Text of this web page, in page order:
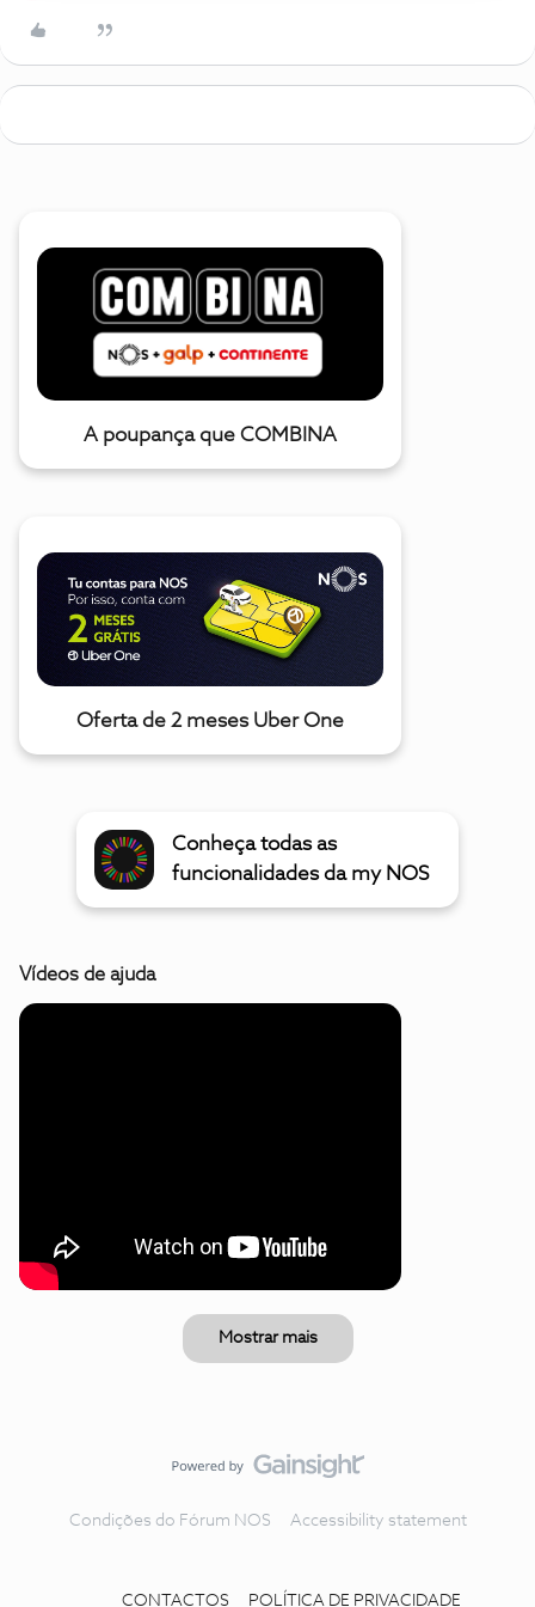
A poupança que COMBINA
Oferta de 2 meses Uber One
Conheça todas as
funcionalidades da my NOS
Vídeos de ajuda
Mostrar mais
Condições do Fórum NOS Accessibility statement
CONTACTOS POLÍTICA DE PRIVACIDADE